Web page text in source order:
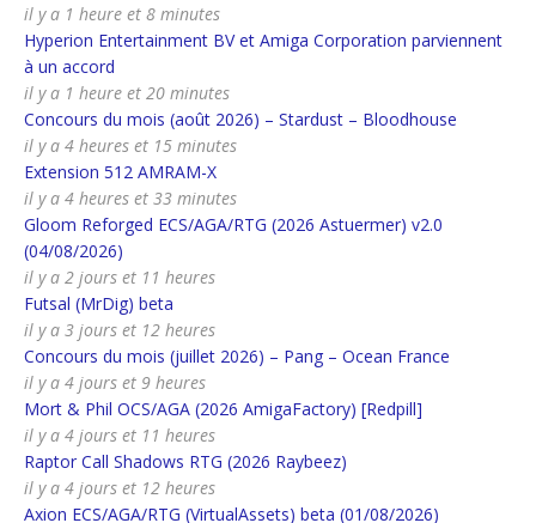
il y a 1 heure et 8 minutes
Hyperion Entertainment BV et Amiga Corporation parviennent
à un accord
il y a 1 heure et 20 minutes
Concours du mois (août 2026) – Stardust – Bloodhouse
il y a 4 heures et 15 minutes
Extension 512 AMRAM-X
il y a 4 heures et 33 minutes
Gloom Reforged ECS/AGA/RTG (2026 Astuermer) v2.0
(04/08/2026)
il y a 2 jours et 11 heures
Futsal (MrDig) beta
il y a 3 jours et 12 heures
Concours du mois (juillet 2026) – Pang – Ocean France
il y a 4 jours et 9 heures
Mort & Phil OCS/AGA (2026 AmigaFactory) [Redpill]
il y a 4 jours et 11 heures
Raptor Call Shadows RTG (2026 Raybeez)
il y a 4 jours et 12 heures
Axion ECS/AGA/RTG (VirtualAssets) beta (01/08/2026)